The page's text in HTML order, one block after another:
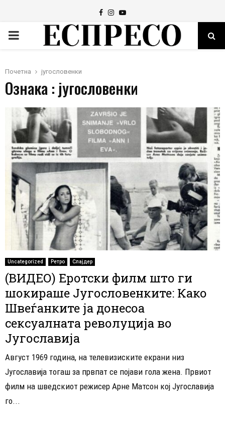
Facebook
Instagram
Youtube
PRIMARY
Почетна југословенки
Ознака : југословенки
Uncategorized Ретро Слајдер
(ВИДЕО) Eротски филм што ги
шокираше Југословенките: Како
Швеѓанките ја донесоа
сексуалната револуција во
Југославија
Август 1969 година, на телевизиските екрани низ
Југославија тогаш за првпат се појави гола жена. Првиот
филм на шведскиот режисер Арне Матсон кој Југославија
го...